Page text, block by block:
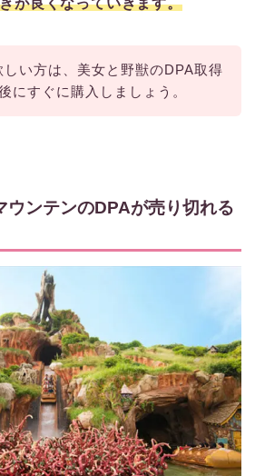
が良くなっていきます。
しい方は、美女と野獣のDPA取得
にすぐに購入しましょう。
ウンテンのDPAが売り切れる